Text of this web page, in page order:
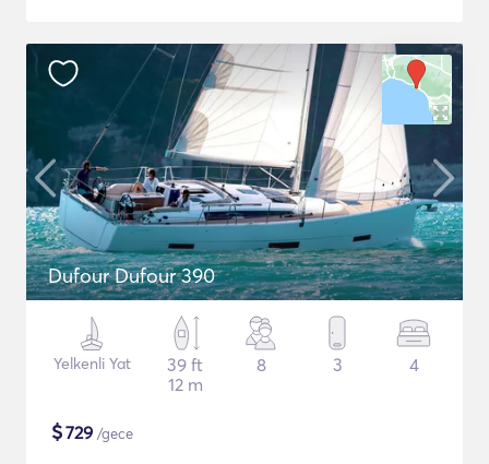
Dufour Dufour 390
Yelkenli Yat
39 ft
12 m
8 3 4
$729 /gece